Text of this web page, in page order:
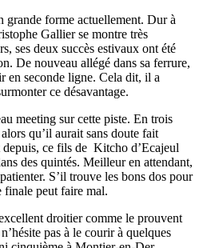
grande forme actuellement. Dur à
Gallier se montre très
ses deux succès estivaux ont été
De nouveau allégé dans sa ferrure,
en seconde ligne. Cela dit, il a
ce désavantage.
meeting sur cette piste. En trois
qu’il aurait sans doute fait
ce fils de Kitcho d’Ecajeul
des quintés. Meilleur en attendant,
S’il trouve les bons dos pour
finale peut faire mal.
droitier comme le prouvent
pas à le courir à quelques